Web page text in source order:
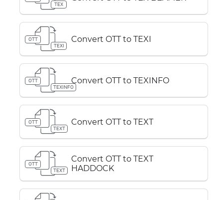
TEX
OTT
TEXI
Convert OTT to TEXI
OTT
TEXINFO
Convert OTT to TEXINFO
OTT
TEXT
Convert OTT to TEXT
OTT
TEXT
Convert OTT to TEXT
HADDOCK